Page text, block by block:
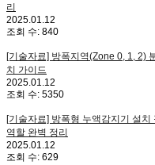
리
2025.01.12
조회 수: 840
[기술자료] 방폭지역(Zone 0, 1, 2)
치 가이드
2025.01.12
조회 수: 5350
[기술자료] 방폭형 누액감지기 설
역할 완벽 정리
2025.01.12
조회 수: 629